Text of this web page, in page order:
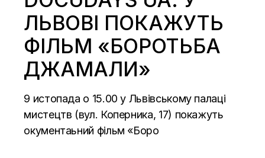
ЛЬВОВІ ПОКАЖУТЬ
ФІЛЬМ «БОРОТЬБА
ДЖАМАЛИ»
9 истопада о 15.00 у Львівському палаці
мистецтв (вул. Коперника, 17) покажуть
окументаьний фільм «Боро